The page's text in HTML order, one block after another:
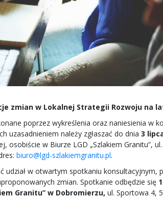
zmian w Lokalnej Strategii Rozwoju na
poprzez wykreślenia oraz naniesienia w
uzasadnieniem należy zgłaszać do dnia 3
osobiście w Biurze LGD „Szlakiem Granitu”,
biuro@lgd-szlakiemgranitu.pl.
w otwartym spotkaniu konsultacyjnym,
zmian. Spotkanie odbędzie się
Granitu” w Dobromierzu, ul. Sportowa 4,